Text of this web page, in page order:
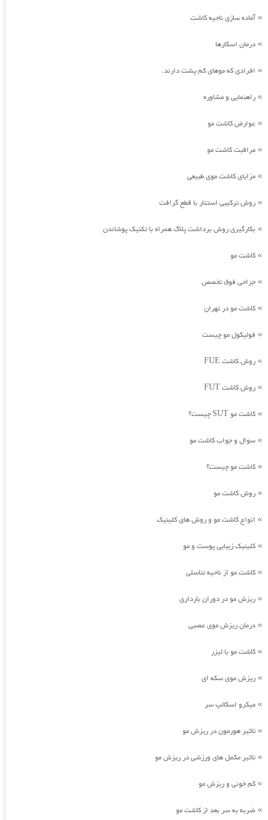
»آماده سازی ناحیه کاشت
» درمان اسکارها
» افرادی که موهای کم پشت دارند.
» راهنمایی و مشاوره
» عوارض کاشت مو
» مراقبت کاشت مو
» مزایای کاشت موی طبیعی
» روش ترکیبی استتار با قطع گرافت
» بکارگیری روش برداشت پلاگ همراه با تکنیک پوشاندن
» کاشت مو
» جراحی فوق تخصص
» کاشت مو در تهران
» فولیکول مو چیست
» روش کاشت FUE
» روش کاشت FUT
» کاشت مو SUT چیست؟
» سوال و جواب کاشت مو
» کاشت مو چیست؟
» روش کاشت مو
» انواع کاشت مو و روش های کلینیک
» کلینیک زیبایی پوست و مو
» کاشت مو از ناحیه تناسلی
» ریزش مو در دوران بارداری
» درمان ریزش موی عصبی
» کاشت مو با لیزر
» ریزش موی سکه ای
» میکرو اسکالپ سر
» تاثیر هورمون در ریزش مو
» تاثیر مکمل های ورزشی در ریزش مو
» کم خونی و ریزش مو
» ضربه به سر بعد از کاشت مو